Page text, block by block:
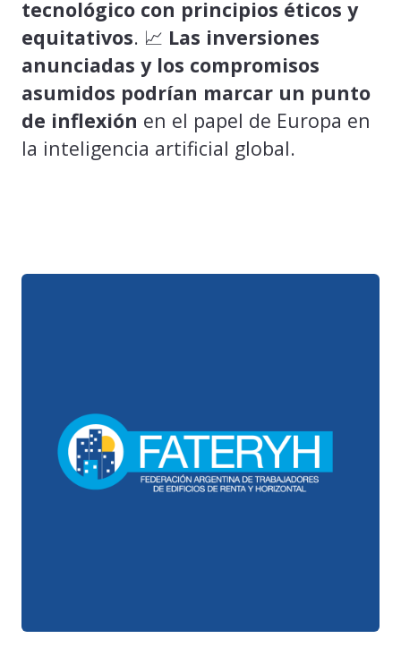
tecnológico con principios éticos y
equitativos. 📈 Las inversiones
anunciadas y los compromisos
asumidos podrían marcar un punto
de inflexión en el papel de Europa en
la inteligencia artificial global.